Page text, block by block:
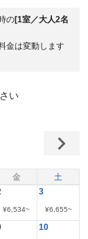
の[1室／大人2名
金は変動します
い
金 土
¥6,534~
3
¥6,655~
10